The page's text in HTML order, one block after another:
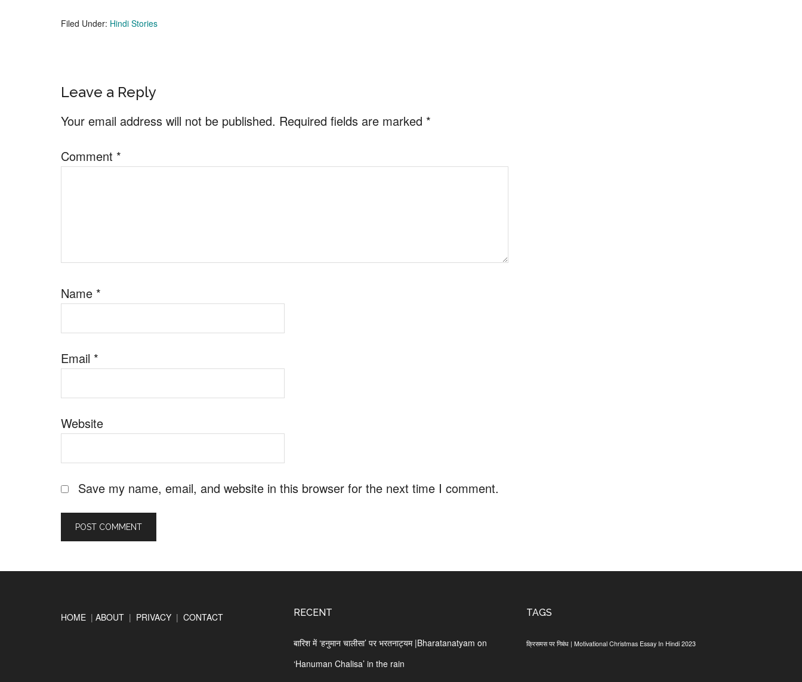
Filed Under: Hindi Stories
Reader
Interactions
Leave a Reply
Your email address will not be published. Required fields are marked *
Comment *
Name *
Email *
Website
Save my name, email, and website in this browser for the next time I comment.
HOME | ABOUT | PRIVACY | CONTACT RECENT
बारिश में ‘हनुमान चालीसा’ पर भरतनाट्यम |Bharatanatyam on
‘Hanuman Chalisa’ in the rain
TAGS
क्रिसमस पर निबंध | Motivational Christmas Essay In Hindi 2023